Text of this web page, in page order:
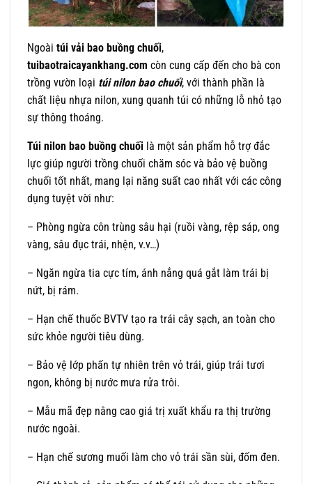
Ngoài túi vải bao buồng chuối,
tuibaotraicayankhang.com còn cung cấp đến cho bà con
trồng vườn loại túi nilon bao chuối, với thành phần là
chất liệu nhựa nilon, xung quanh túi có những lỗ nhỏ tạo
sự thông thoáng.
Túi nilon bao buồng chuối là một sản phẩm hỗ trợ đắc
lực giúp người trồng chuối chăm sóc và bảo vệ buồng
chuối tốt nhất, mang lại năng suất cao nhất với các công
dụng tuyệt vời như:
– Phòng ngừa côn trùng sâu hại (ruồi vàng, rệp sáp, ong
vàng, sâu đục trái, nhện, v.v…)
– Ngăn ngừa tia cực tím, ánh nắng quá gắt làm trái bị
nứt, bị rám.
– Hạn chế thuốc BVTV tạo ra trái cây sạch, an toàn cho
sức khỏe người tiêu dùng.
– Bảo vệ lớp phấn tự nhiên trên vỏ trái, giúp trái tươi
ngon, không bị nước mưa rửa trôi.
– Mẫu mã đẹp nâng cao giá trị xuất khẩu ra thị trường
nước ngoài.
– Hạn chế sương muối làm cho vỏ trái sần sùi, đốm đen.